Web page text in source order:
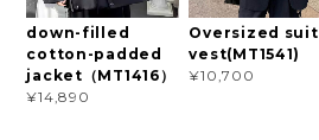
down-filled
cotton-padded
jacket（MT1416）
¥14,890
Oversized suit
vest(MT1541)
¥10,700